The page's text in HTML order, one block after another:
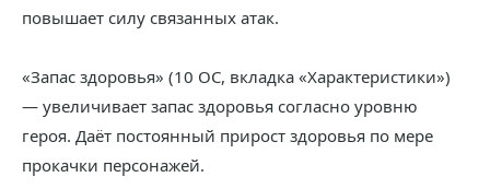
повышает силу связанных атак.
«Запас здоровья» (10 ОС, вкладка «Характеристики»)
— увеличивает запас здоровья согласно уровню
героя. Даёт постоянный прирост здоровья по мере
прокачки персонажей.